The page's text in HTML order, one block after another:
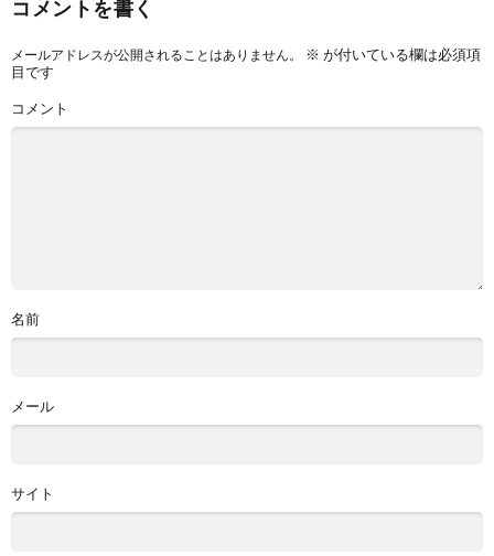
コメントを書く
メールアドレスが公開されることはありません。 ※ が付いている欄は必須項
目です
コメント
名前
メール
サイト